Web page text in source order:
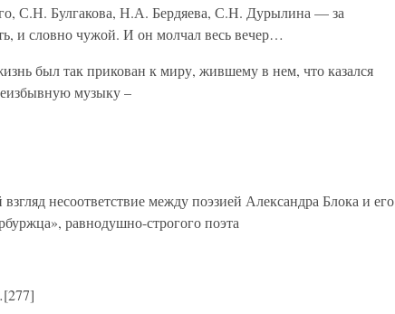
С.Н. Булгакова, Н.А. Бердяева, С.Н. Дурылина — за
и словно чужой. И он молчал весь вечер…
был так прикован к миру, жившему в нем, что казался
музыку –
несоответствие между поэзией Александра Блока и его
равнодушно-строгого поэта